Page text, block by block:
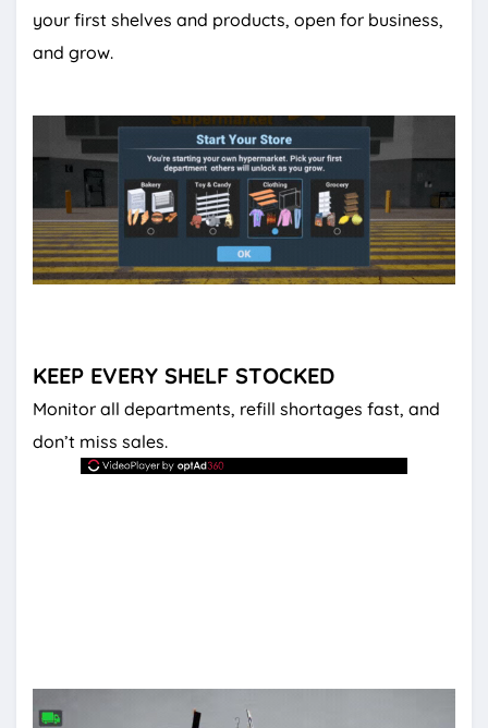
your first shelves and products, open for business,
and grow.
KEEP EVERY SHELF STOCKED
Monitor all departments, refill shortages fast, and
don’t miss sales.